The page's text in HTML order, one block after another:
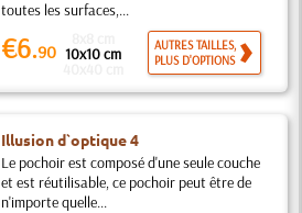
toutes les surfaces,...
€6.90 10x10 cm
AUTRES TAILLES,
PLUS D'OPTIONS
Illusion d`optique 4
Le pochoir est composé d'une seule couche
et est réutilisable, ce pochoir peut être de
n'importe quelle...